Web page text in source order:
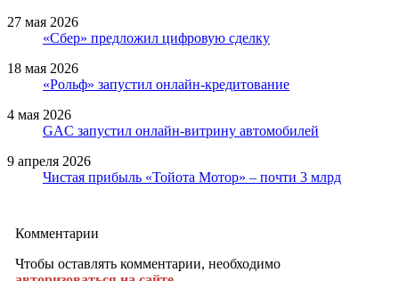
27 мая 2026
«Сбер» предложил цифровую сделку
18 мая 2026
«Рольф» запустил онлайн-кредитование
4 мая 2026
GAC запустил онлайн-витрину автомобилей
9 апреля 2026
Чистая прибыль «Тойота Мотор» – почти 3 млрд
Комментарии
Чтобы оставлять комментарии, необходимо